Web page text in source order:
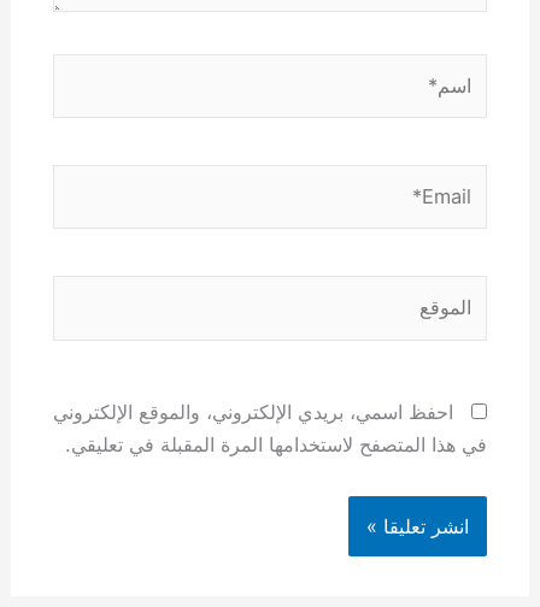
احفظ اسمي، بريدي الإلكتروني، والموقع الإلكتروني
في هذا المتصفح لاستخدامها المرة المقبلة في تعليقي.